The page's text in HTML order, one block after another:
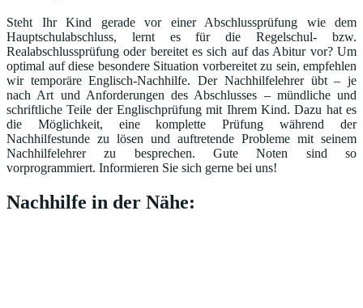
Steht Ihr Kind gerade vor einer Abschlussprüfung wie dem
Hauptschulabschluss, lernt es für die Regelschul- bzw.
Realabschlussprüfung oder bereitet es sich auf das Abitur vor? Um
optimal auf diese besondere Situation vorbereitet zu sein, empfehlen
wir temporäre Englisch-Nachhilfe. Der Nachhilfelehrer übt – je
nach Art und Anforderungen des Abschlusses – mündliche und
schriftliche Teile der Englischprüfung mit Ihrem Kind. Dazu hat es
die Möglichkeit, eine komplette Prüfung während der
Nachhilfestunde zu lösen und auftretende Probleme mit seinem
Nachhilfelehrer zu besprechen. Gute Noten sind so
vorprogrammiert. Informieren Sie sich gerne bei uns!
Nachhilfe in der Nähe: